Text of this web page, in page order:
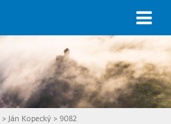
> Ján Kopecký >9082